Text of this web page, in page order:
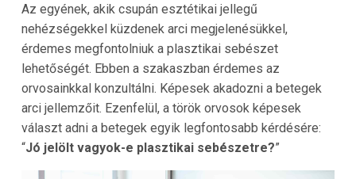
Az egyének, akik csupán esztétikai jellegű
nehézségekkel küzdenek arci megjelenésükkel,
érdemes megfontolniuk a plasztikai sebészet
lehetőségét. Ebben a szakaszban érdemes az
orvosainkkal konzultálni. Képesek akadozni a betegek
arci jellemzőit. Ezenfelül, a török orvosok képesek
választ adni a betegek egyik legfontosabb kérdésére:
“Jó jelölt vagyok-e plasztikai sebészetre?”